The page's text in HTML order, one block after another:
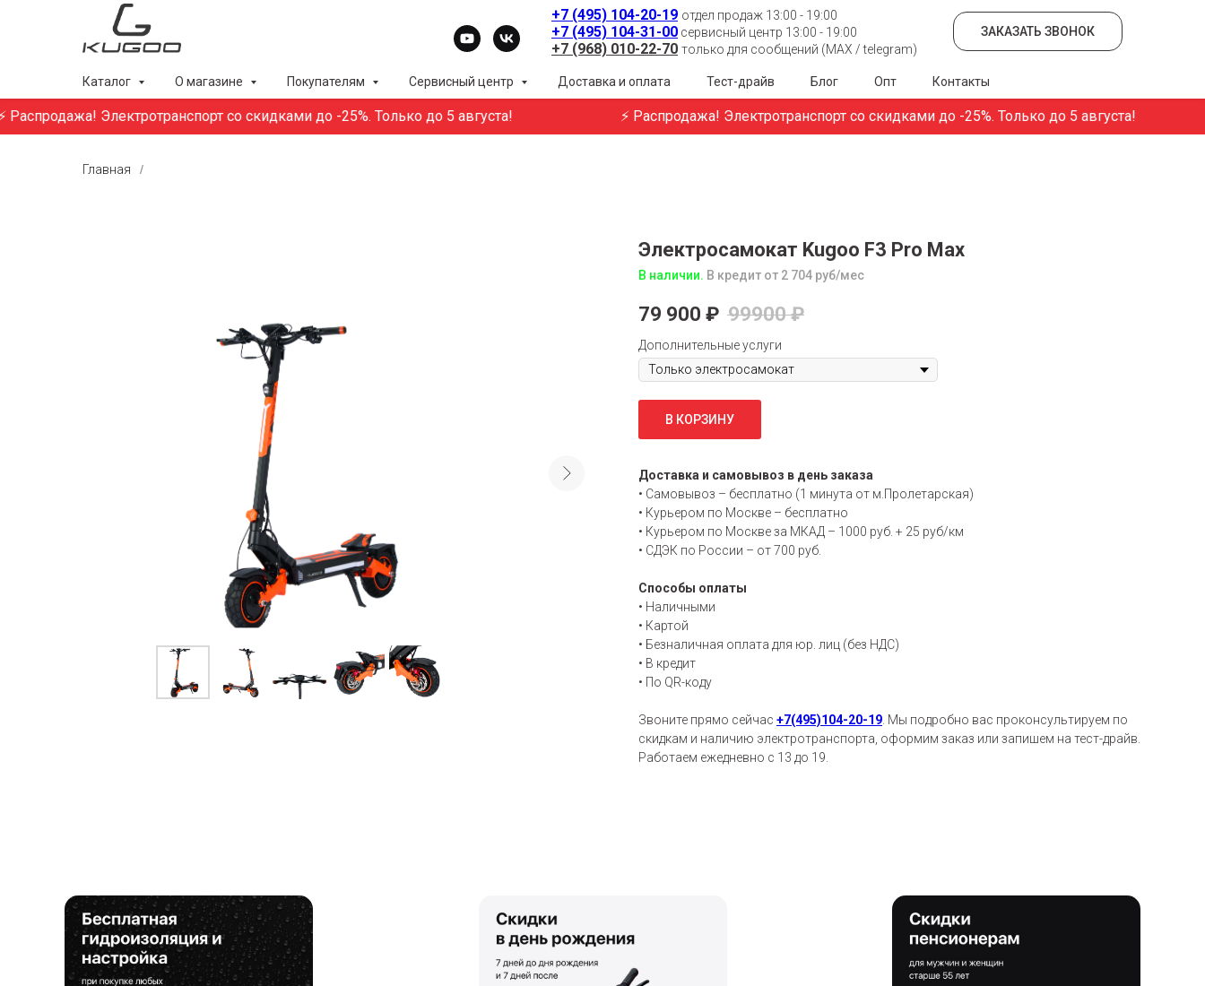
+7 (495) 104-20-19 отдел продаж 13:00 - 19:00
+7 (495) 104-31-00 сервисный центр 13:00 - 19:00
+7 (968) 010-22-70 только для сообщений (MAX / telegram)
ЗАКАЗАТЬ ЗВОНОК
Каталог О магазине Покупателям Сервисный центр Доставка и оплата Тест-драйв Блог Опт Контакты
Электротранспорт со скидками до -25%. Только до 5 августа! ⚡ Распродажа! Электротранспорт со скидками до -25%. Только до 5 августа!
Главная /
Электросамокат Kugoo F3 Pro Max
В наличии. В кредит от 2 704 руб/мес
79 900 ₽ 99900 ₽
Дополнительные услуги
В КОРЗИНУ
Доставка и самовывоз в день заказа
• Самовывоз – бесплатно (1 минута от м.Пролетарская)
• Курьером по Москве – бесплатно
• Курьером по Москве за МКАД – 1000 руб. + 25 руб/км
• СДЭК по России – от 700 руб.
Способы оплаты
• Наличными
• Картой
• Безналичная оплата для юр. лиц (без НДС)
• В кредит
• По QR-коду
Звоните прямо сейчас +7(495)104-20-19. Мы подробно вас проконсультируем по
скидкам и наличию электротранспорта, оформим заказ или запишем на тест-драйв.
Работаем ежедневно с 13 до 19.